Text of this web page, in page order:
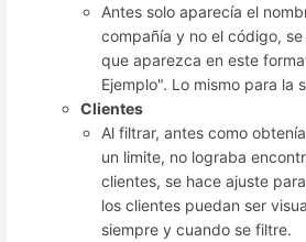
Antes solo aparecía el
compañía y no el código,
que aparezca en este
Ejemplo". Lo mismo para la
Clientes
Al filtrar, antes como
un limite, no lograba
clientes, se hace ajuste
los clientes puedan ser
siempre y cuando se filtre.